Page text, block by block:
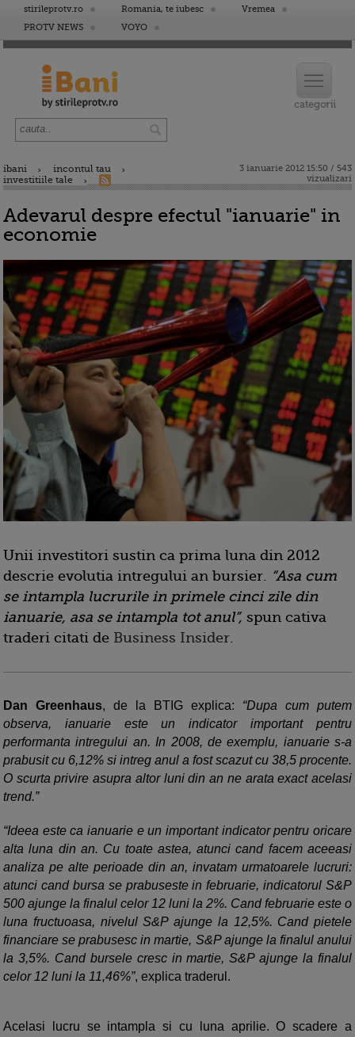
stirileprotv.ro Romania, te iubesc
Vremea
PROTV NEWS
VOYO
ibani
incontul tau
investitiile tale
3 ianuarie 2012 15:50 / 543
vizualizari
Adevarul despre efectul "ianuarie" in
economie
Unii investitori sustin ca prima luna din 2012
descrie evolutia intregului an bursier. “Asa cum
se intampla lucrurile in primele cinci zile din
ianuarie, asa se intampla tot anul”, spun cativa
traderi citati de Business Insider.
Dan Greenhaus, de la BTIG explica: “Dupa cum putem
observa, ianuarie este un indicator important pentru
performanta intregului an. In 2008, de exemplu, ianuarie s-a
prabusit cu 6,12% si intreg anul a fost scazut cu 38,5 procente.
O scurta privire asupra altor luni din an ne arata exact acelasi
trend.”
“Ideea este ca ianuarie e un important indicator pentru oricare
alta luna din an. Cu toate astea, atunci cand facem aceeasi
analiza pe alte perioade din an, invatam urmatoarele lucruri:
atunci cand bursa se prabuseste in februarie, indicatorul S&P
500 ajunge la finalul celor 12 luni la 2%. Cand februarie este o
luna fructuoasa, nivelul S&P ajunge la 12,5%. Cand pietele
financiare se prabusesc in martie, S&P ajunge la finalul anului
la 3,5%. Cand bursele cresc in martie, S&P ajunge la finalul
celor 12 luni la 11,46%”, explica traderul.
Acelasi lucru se intampla si cu luna aprilie. O scadere a